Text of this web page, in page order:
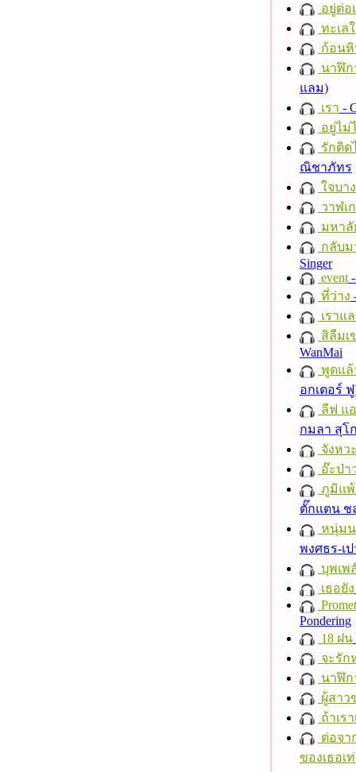
อยู่ต่อ
ทะเล
ก้อน
นาฬิก
แลม)
เรา -
อยู่ไม่
รักติด
ณิชาภัทร
ใจบาง
วาฬเ
มหาลั
กลับม
Singer
event
ที่ว่าง
เราแ
สิลืมเ
WanMai
พูดแล้
อกเตอร์
ลีฟ แอ
กมลา สุโ
จังหว
อ๊ะป่า
ภูมิแพ้
ตั๊กแตน ช
หนุ่มน
พงศธร-เ
บุพเพ
เธอยัง
Pondering
18 ฝน
จะรัก
นาฬิก
ผู้สาว
ถ้าเร
ต่อจา
ของเธอเ